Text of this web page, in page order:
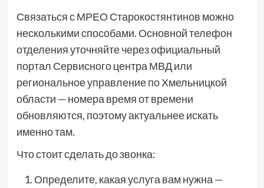
Связаться с МРЕО Старокостянтинов можно
несколькими способами. Основной телефон
отделения уточняйте через официальный
портал Сервисного центра МВД или
региональное управление по Хмельницкой
области — номера время от времени
обновляются, поэтому актуальнее искать
именно там.
Что стоит сделать до звонка:
Определите, какая услуга вам нужна —